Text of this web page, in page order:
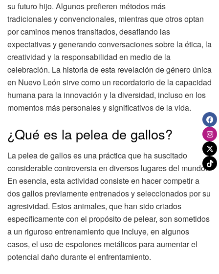
su futuro hijo. Algunos prefieren métodos más
tradicionales y convencionales, mientras que otros optan
por caminos menos transitados, desafiando las
expectativas y generando conversaciones sobre la ética, la
creatividad y la responsabilidad en medio de la
celebración. La historia de esta revelación de género única
en Nuevo León sirve como un recordatorio de la capacidad
humana para la innovación y la diversidad, incluso en los
momentos más personales y significativos de la vida.
¿Qué es la pelea de gallos?
La pelea de gallos es una práctica que ha suscitado
considerable controversia en diversos lugares del mundo.
En esencia, esta actividad consiste en hacer competir a
dos gallos previamente entrenados y seleccionados por su
agresividad. Estos animales, que han sido criados
específicamente con el propósito de pelear, son sometidos
a un riguroso entrenamiento que incluye, en algunos
casos, el uso de espolones metálicos para aumentar el
potencial daño durante el enfrentamiento.